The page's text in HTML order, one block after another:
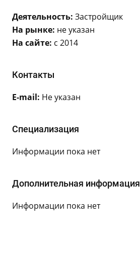
Деятельность: Застройщик
На рынке: не указан
На сайте: с 2014
Контакты
E-mail: Не указан
Специализация
Информации пока нет
Дополнительная информация
Информации пока нет